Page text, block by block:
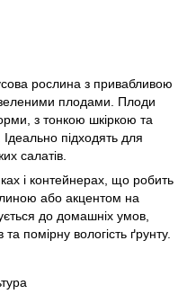
рослина з привабливою
плодами. Плоди
з тонкою шкіркою та
підходять для
салатів.
і контейнерах, що робить
або акцентом на
до домашніх умов,
помірну вологість ґрунту.